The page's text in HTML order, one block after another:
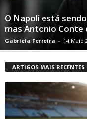
O Napoli está
mas Antonio Conte
Gabriela Ferreira - 14 Maio
ARTIGOS MAIS RECENTES